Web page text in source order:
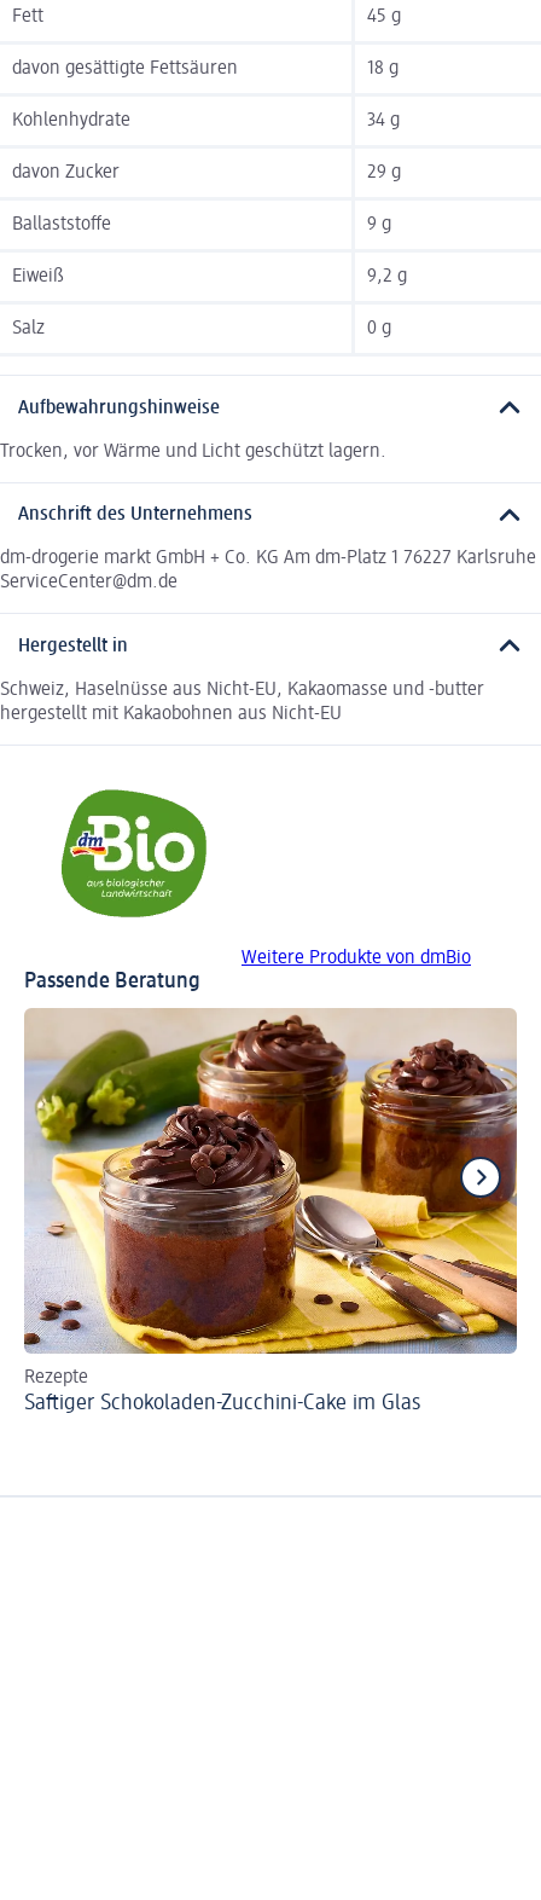
Fett 45 g
davon gesättigte Fettsäuren 18 g
Kohlenhydrate 34 g
davon Zucker 29 g
Ballaststoffe 9 g
Eiweiß 9,2 g
Salz 0 g
Aufbewahrungshinweise
Trocken, vor Wärme und Licht geschützt lagern.
Anschrift des Unternehmens
dm-drogerie markt GmbH + Co. KG Am dm-Platz 1 76227 Karlsruhe
ServiceCenter@dm.de
Hergestellt in
Schweiz, Haselnüsse aus Nicht-EU, Kakaomasse und -butter
hergestellt mit Kakaobohnen aus Nicht-EU
Weitere Produkte von dmBio
Passende Beratung
Rezepte
Saftiger Schokoladen-Zucchini-Cake im Glas